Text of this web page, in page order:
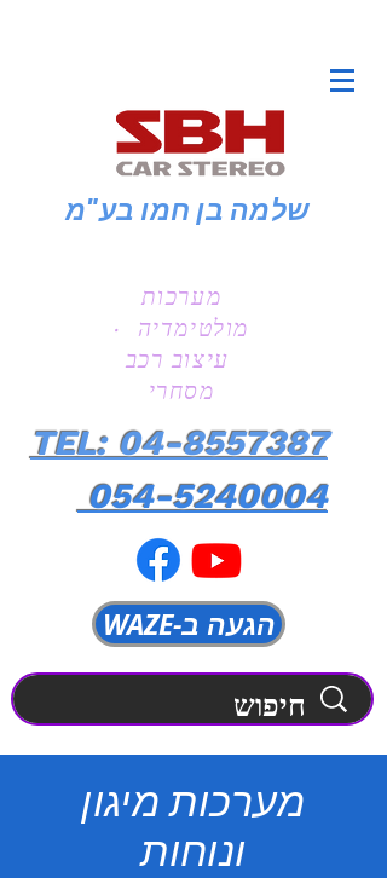
שלמה בן חמו בע"מ
מערכות
מולטימדיה ·
עיצוב רכב
מסחרי
TEL: 04-8557387
054-5240004
WAZE-הגעה ב
מערכות מיגון
ונוחות